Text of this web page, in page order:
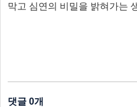
막고 심연의 비밀을 밝혀가는
댓글 0개